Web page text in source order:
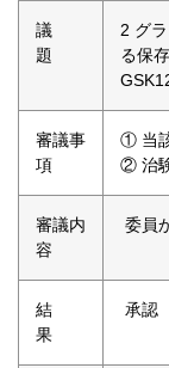
議
題
2 グ
る保
審議事
項
① 当
② 治
審議内
容
委員
結
果
承認